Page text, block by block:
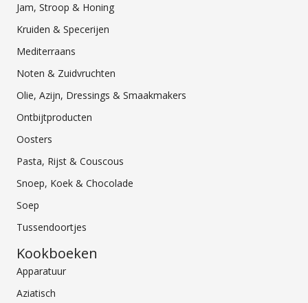
Jam, Stroop & Honing
Kruiden & Specerijen
Mediterraans
Noten & Zuidvruchten
Olie, Azijn, Dressings & Smaakmakers
Ontbijtproducten
Oosters
Pasta, Rijst & Couscous
Snoep, Koek & Chocolade
Soep
Tussendoortjes
Kookboeken
Apparatuur
Aziatisch